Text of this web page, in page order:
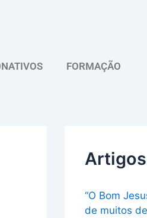
FORMAÇÃO
“O Bom
de muitos
u